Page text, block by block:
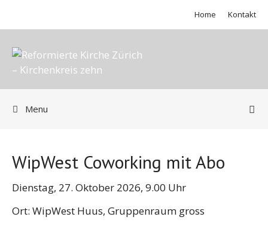
Home Kontakt
Menu
WipWest Coworking mit Abo
Dienstag, 27. Oktober 2026, 9.00 Uhr
Ort: WipWest Huus, Gruppenraum gross